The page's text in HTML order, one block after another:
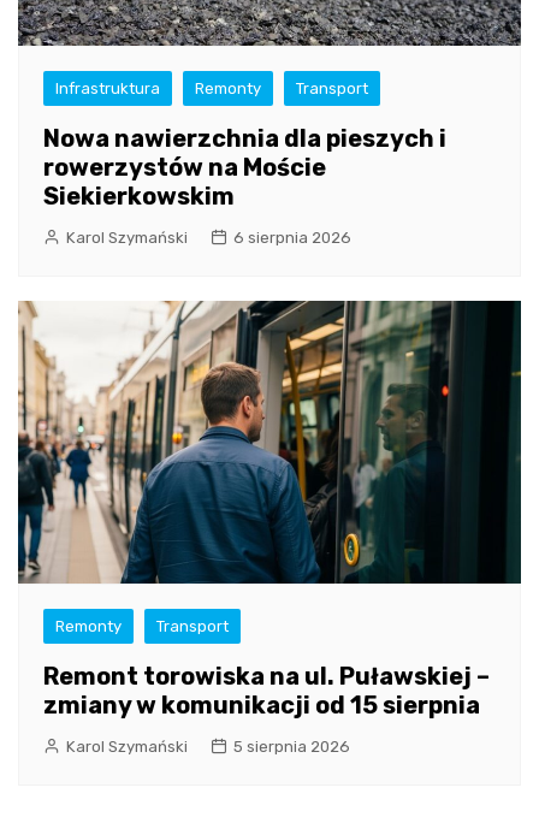
Infrastruktura Remonty Transport
Nowa nawierzchnia dla pieszych i
rowerzystów na Moście
Siekierkowskim
Karol Szymański 6 sierpnia 2026
Remonty Transport
Remont torowiska na ul. Puławskiej –
zmiany w komunikacji od 15 sierpnia
Karol Szymański 5 sierpnia 2026